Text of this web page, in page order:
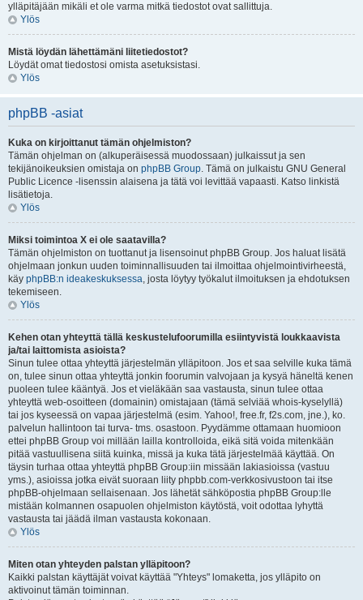
ylläpitäjään mikäli et ole varma mitkä tiedostot ovat sallittuja.
Ylös
Mistä löydän lähettämäni liitetiedostot?
Löydät omat tiedostosi omista asetuksistasi.
Ylös
phpBB -asiat
Kuka on kirjoittanut tämän ohjelmiston?
Tämän ohjelman on (alkuperäisessä muodossaan) julkaissut ja sen
tekijänoikeuksien omistaja on phpBB Group. Tämä on julkaistu GNU General
Public Licence -lisenssin alaisena ja tätä voi levittää vapaasti. Katso linkistä
lisätietoja.
Ylös
Miksi toimintoa X ei ole saatavilla?
Tämän ohjelmiston on tuottanut ja lisensoinut phpBB Group. Jos haluat lisätä
ohjelmaan jonkun uuden toiminnallisuuden tai ilmoittaa ohjelmointivirheestä,
käy phpBB:n ideakeskuksessa, josta löytyy työkalut ilmoituksen ja ehdotuksen
tekemiseen.
Ylös
Kehen otan yhteyttä tällä keskustelufoorumilla esiintyvistä loukkaavista
ja/tai laittomista asioista?
Sinun tulee ottaa yhteyttä järjestelmän ylläpitoon. Jos et saa selville kuka tämä
on, tulee sinun ottaa yhteyttä jonkin foorumin valvojaan ja kysyä häneltä kenen
puoleen tulee kääntyä. Jos et vieläkään saa vastausta, sinun tulee ottaa
yhteyttä web-osoitteen (domainin) omistajaan (tämä selviää whois-kyselyllä)
tai jos kyseessä on vapaa järjestelmä (esim. Yahoo!, free.fr, f2s.com, jne.), ko.
palvelun hallintoon tai turva- tms. osastoon. Pyydämme ottamaan huomioon
ettei phpBB Group voi millään lailla kontrolloida, eikä sitä voida mitenkään
pitää vastuullisena siitä kuinka, missä ja kuka tätä järjestelmää käyttää. On
täysin turhaa ottaa yhteyttä phpBB Group:iin missään lakiasioissa (vastuu
yms.), asioissa jotka eivät suoraan liity phpbb.com-verkkosivustoon tai itse
phpBB-ohjelmaan sellaisenaan. Jos lähetät sähköpostia phpBB Group:lle
mistään kolmannen osapuolen ohjelmiston käytöstä, voit odottaa lyhyttä
vastausta tai jäädä ilman vastausta kokonaan.
Ylös
Miten otan yhteyden palstan ylläpitoon?
Kaikki palstan käyttäjät voivat käyttää "Yhteys" lomaketta, jos ylläpito on
aktivoinut tämän toiminnan.